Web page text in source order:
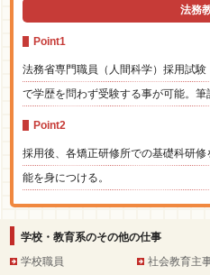
法務
Point1
法務省専門職員（人間科学）採用試
で学歴を問わず受験する事が可能。筆
Point2
採用後、各矯正研修所での基礎科研
能を身につける。
学校・教育系のその他の仕事
学校職員
社会教育主